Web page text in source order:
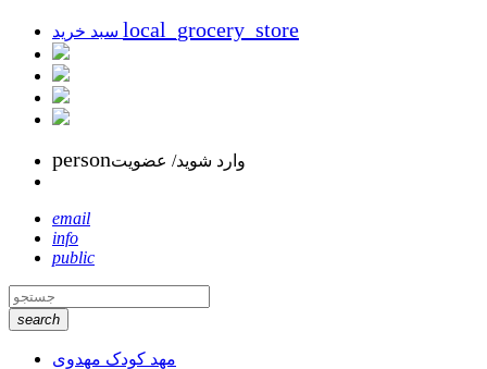
local_grocery_store
personوارد شوید/ عضویت
email
info
public
search
مهد کودک مهدوی